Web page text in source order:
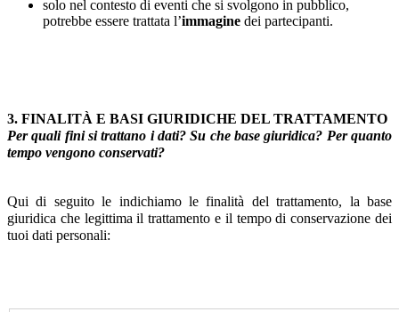
solo nel contesto di eventi che si svolgono in pubblico,
potrebbe essere trattata l’immagine dei partecipanti.
3. FINALITÀ E BASI GIURIDICHE DEL TRATTAMENTO
Per quali fini si trattano i dati? Su che base giuridica? Per quanto
tempo vengono conservati?
Qui di seguito le indichiamo le finalità del trattamento, la base
giuridica che legittima il trattamento e il tempo di conservazione dei
tuoi dati personali: